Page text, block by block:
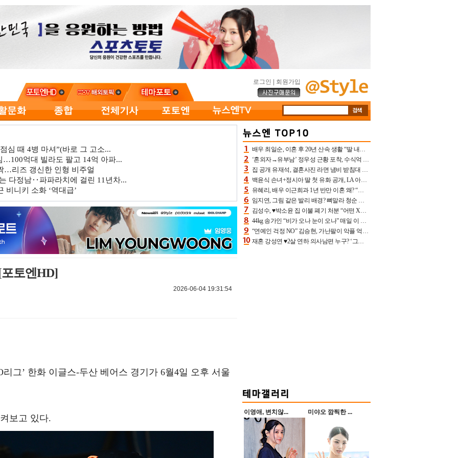
로그인 회원가입
심 때 4병 마셔”(바로 그 고소...
억대 빌라도 팔고 14억 아파...
…리즈 갱신한 인형 비주얼
다정남‥파파라치에 걸린 11년차...
비니키 소화 ‘역대급’
토엔HD]
2026-06-04 19:31:54
리그’ 한화 이글스-두산 베어스 경기가 6월4일 오후 서울
보고 있다.
배우 최일순, 이혼 후 20년 산속 생활 “딸 내가 버렸다고 원망‥맘 아파”(특종)[어제TV]
‘혼외자→유부남’ 정우성 근황 포착, 수식억 해킹 피해 후배 만났다 “존경하는”
집 공개 유재석, 결혼사진 라면 냄비 받침대 되고 분노‥가족사진도 피해(놀뭐)[어제TV]
백윤식 손녀+정시아 딸 첫 유화 공개, LA 아트쇼→서울국제조각페스타 작가다운 수준급 실력
유혜리, 배우 이근희과 1년 반만 이혼 왜? “식칼 꽂고 의자 던져” 충격 폭로(특종)[어제TV]
임지연, 그림 같은 발리 배경? 뼈말라 청순 비키니 핏에 상대 안 되네
김성수, ♥박소윤 집 이불 폐기 처분 “어떤 X이랑 썼을지 몰라” 질투(신랑수업2)[어제TV]
44kg 송가인 “비가 오나 눈이 오나” 매일 이 운동, 허벅지 근육량 상승+체지방 감소
“연예인 걱정 NO” 김승현, 가난팔이 악플 억울할만‥아내+딸과 日 여행
재혼 강성연 ♥2살 연하 의사남편 누구? ‘그알’ 자문의에 훈남 비주얼 초엘리트 스펙 [종합]
이영애, 변치않... 미야오 깜찍한 ...